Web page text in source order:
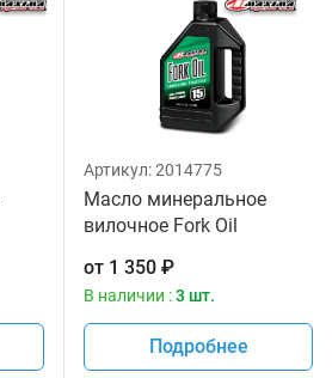
Артикул:2014775
Масло минеральное
вилочное Fork Oil
Maxima 1 литр
от 1 350 ₽
В наличии :3 шт.
Подробнее